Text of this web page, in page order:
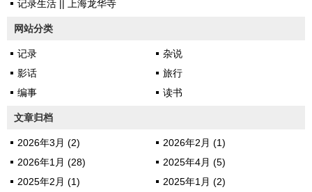
记录生活 || 上海龙华寺
网站分类
记录
杂说
影话
旅行
编事
读书
文章归档
2026年3月 (2)
2026年2月 (1)
2026年1月 (28)
2025年4月 (5)
2025年2月 (1)
2025年1月 (2)